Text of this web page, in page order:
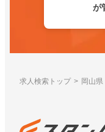
が
求人検索トップ 岡山県